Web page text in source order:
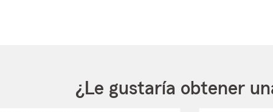
¿Le gustaría obtener